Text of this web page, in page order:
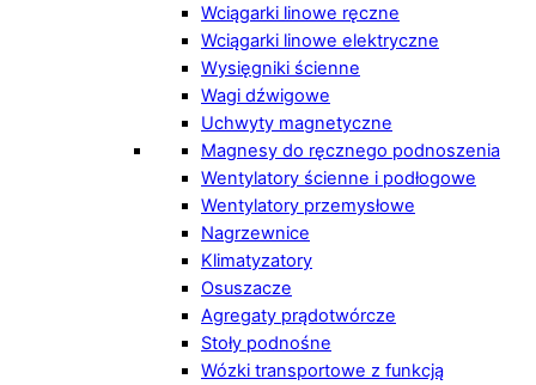
Wciągarki linowe ręczne
Wciągarki linowe elektryczne
Wysięgniki ścienne
Wagi dźwigowe
Uchwyty magnetyczne
Magnesy do ręcznego podnoszenia
Wentylatory ścienne i podłogowe
Wentylatory przemysłowe
Nagrzewnice
Klimatyzatory
Osuszacze
Agregaty prądotwórcze
Stoły podnośne
Wózki transportowe z funkcją